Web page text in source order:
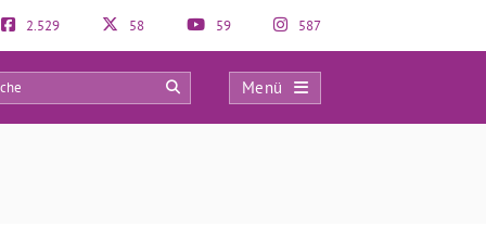
2.529 58 59 587
Menü
0